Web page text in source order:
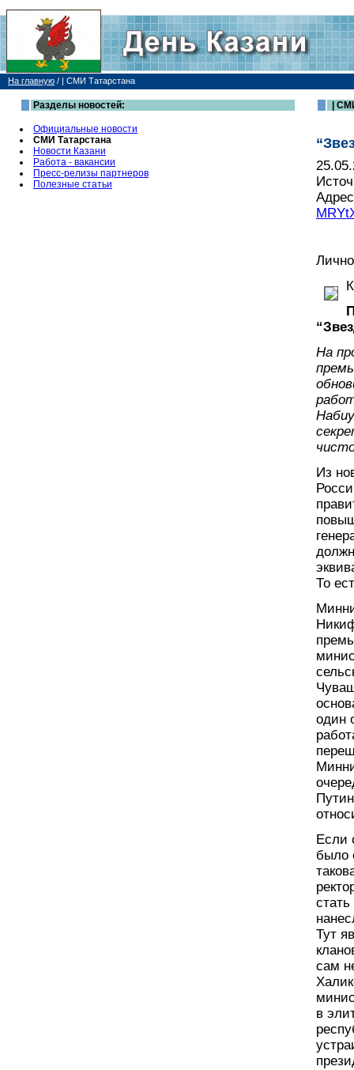
На главную / | СМИ Татарстана
Разделы новостей:
Официальные новости
СМИ Татарстана
Новости Казани
Работа - вакансии
Пресс-релизы партнеров
Полезные статьи
|
На
Из
То
один
Если
было
Тут
сам
в